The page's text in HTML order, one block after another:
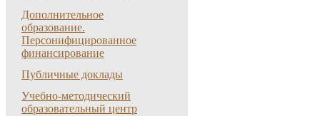
Дополнительное
образование.
Персонифицированное
финансирование
Публичные доклады
Учебно-методический
образовательный центр